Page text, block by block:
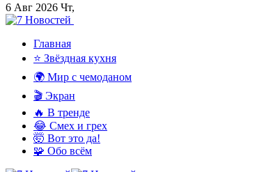
6 Авг 2026 Чт,
Главная
⭐ Звёздная кухня
🌍 Мир с чемоданом
🎬 Экран
🔥 В тренде
😂 Смех и грех
🤯 Вот это да!
🧩 Обо всём